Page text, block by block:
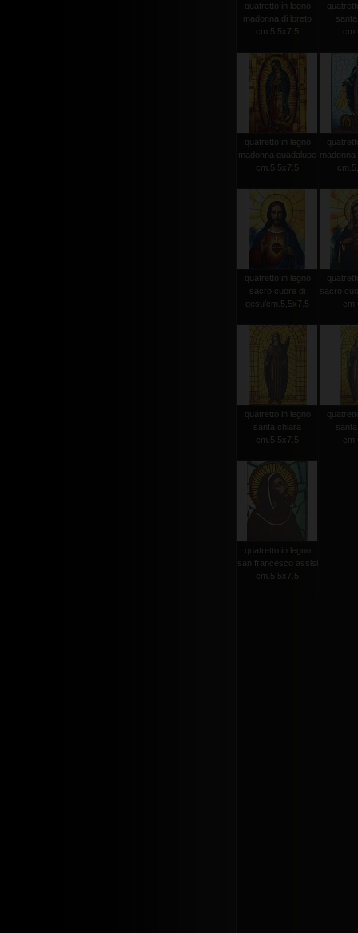
quatretto in legno
madonna di loreto
cm.5,5x7.5
quatretto in legno
madonna guadalupe
cm.5,5x7.5
quatretto in legno
sacro cuore di
gesu'cm.5,5x7.5
sacro
quatretto in legno
santa chiara
cm.5,5x7.5
quatretto in legno
san francesco assisi
cm.5,5x7.5